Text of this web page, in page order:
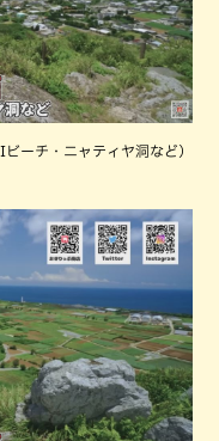
ーチ・ニャティヤ洞など）